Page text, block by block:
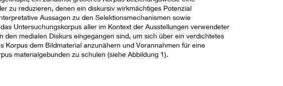
zu reduzieren, denen ein diskursiv wirkmächtiges Potenzial
Aussagen zu den Selektionsmechanismen sowie
Untersuchungskorpus aller im Kontext der Ausstellungen verwendeter
den medialen Diskurs eingegangen sind, um sich über ein verdichtetes
Korpus dem Bildmaterial anzunähern und Vorannahmen für eine
materialgebunden zu schulen (siehe Abbildung 1).